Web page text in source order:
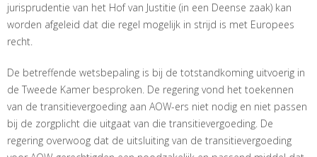
jurisprudentie van het Hof van Justitie (in een Deense zaak) kan
worden afgeleid dat die regel mogelijk in strijd is met Europees
recht.
De betreffende wetsbepaling is bij de totstandkoming uitvoerig in
de Tweede Kamer besproken. De regering vond het toekennen
van de transitievergoeding aan AOW-ers niet nodig en niet passen
bij de zorgplicht die uitgaat van die transitievergoeding. De
regering overwoog dat de uitsluiting van de transitievergoeding